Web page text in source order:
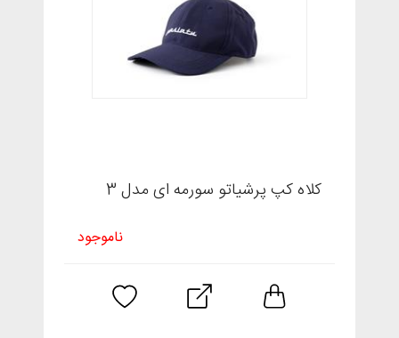
کلاه کپ پرشیاتو سورمه ای مدل 3
ناموجود